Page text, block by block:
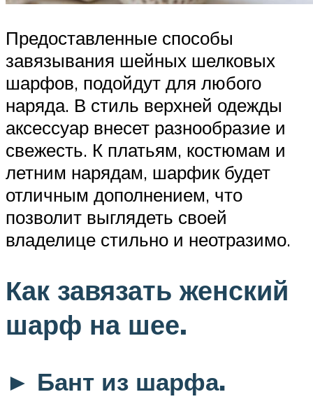
Предоставленные способы
завязывания шейных шелковых
шарфов, подойдут для любого
наряда. В стиль верхней одежды
аксессуар внесет разнообразие и
свежесть. К платьям, костюмам и
летним нарядам, шарфик будет
отличным дополнением, что
позволит выглядеть своей
владелице стильно и неотразимо.
Как завязать женский
шарф на шее.
► Бант из шарфа.